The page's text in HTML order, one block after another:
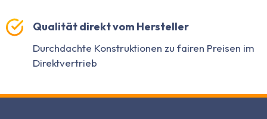
Qualität direkt vom Hersteller
Durchdachte Konstruktionen zu fairen Preisen im
Direktvertrieb